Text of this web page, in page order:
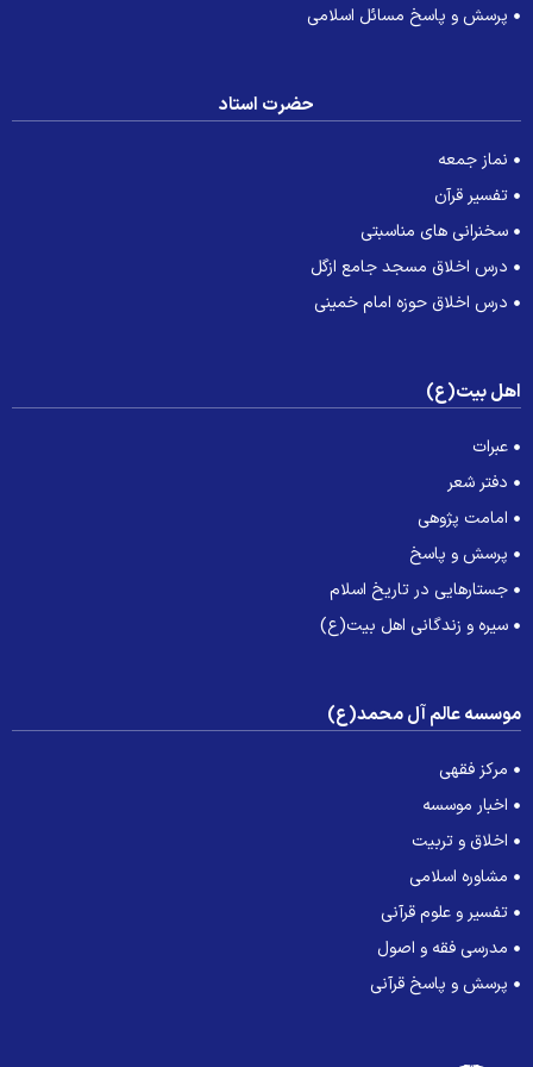
پرسش و پاسخ مسائل اسلامی
حضرت استاد
نماز جمعه
تفسیر قرآن
سخنرانی های مناسبتی
درس اخلاق مسجد جامع ازگل
درس اخلاق حوزه امام خمینی
بیت(ع)
عبرات
دفتر شعر
امامت پژوهی
پرسش و پاسخ
جستارهایی در تاریخ اسلام
سیره و زندگانی اهل بیت(ع)
عالم آل محمد(ع)
مرکز فقهی
اخبار موسسه
اخلاق و تربیت
مشاوره اسلامی
تفسیر و علوم قرآنی
مدرسی فقه و اصول
پرسش و پاسخ قرآنی